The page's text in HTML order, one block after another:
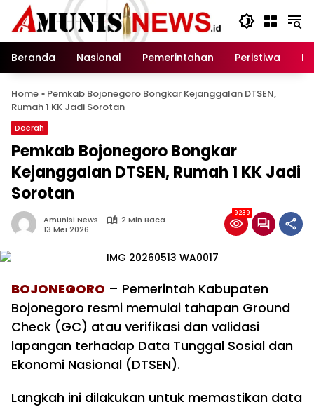
Langsung
konten
Beranda
Nasional Pemerintahan Peristiwa
Home » Pemkab Bojonegoro Bongkar Kejanggalan DTSEN,
Rumah 1 KK Jadi Sorotan
Daerah
Pemkab Bojonegoro Bongkar
Kejanggalan DTSEN, Rumah 1 KK Jadi
Sorotan
Amunisi News
2 Min Baca
13 Mei 2026
9239
BOJONEGORO – Pemerintah Kabupaten
Bojonegoro resmi memulai tahapan Ground
Check (GC) atau verifikasi dan validasi
lapangan terhadap Data Tunggal Sosial dan
Ekonomi Nasional (DTSEN).
Langkah ini dilakukan untuk memastikan data